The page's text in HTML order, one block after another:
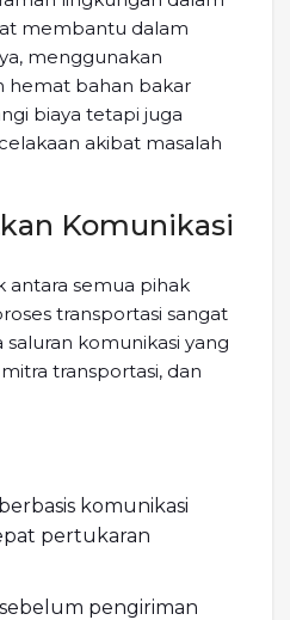
membantu dalam
menggunakan
hemat bahan bakar
biaya tetapi juga
akibat masalah
Komunikasi
antara semua pihak
transportasi sangat
komunikasi yang
transportasi, dan
komunikasi
pertukaran
pengiriman